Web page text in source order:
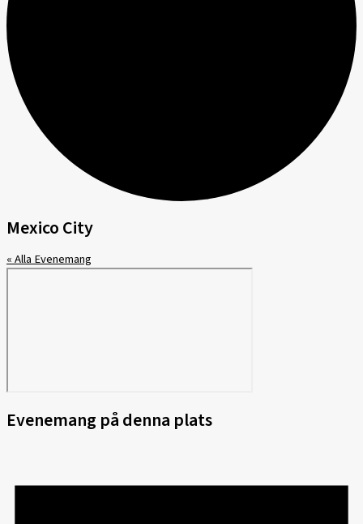
Mexico City
« Alla Evenemang
Evenemang på denna plats